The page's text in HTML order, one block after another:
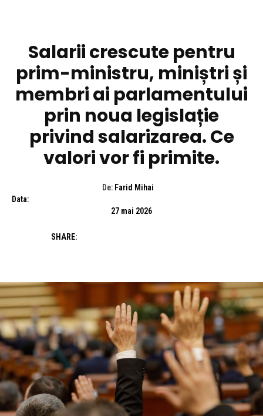
Salarii crescute pentru
prim-ministru, miniștri și
membri ai parlamentului
prin noua legislație
privind salarizarea. Ce
valori vor fi primite.
De: Farid Mihai
Data:
27 mai 2026
SHARE: